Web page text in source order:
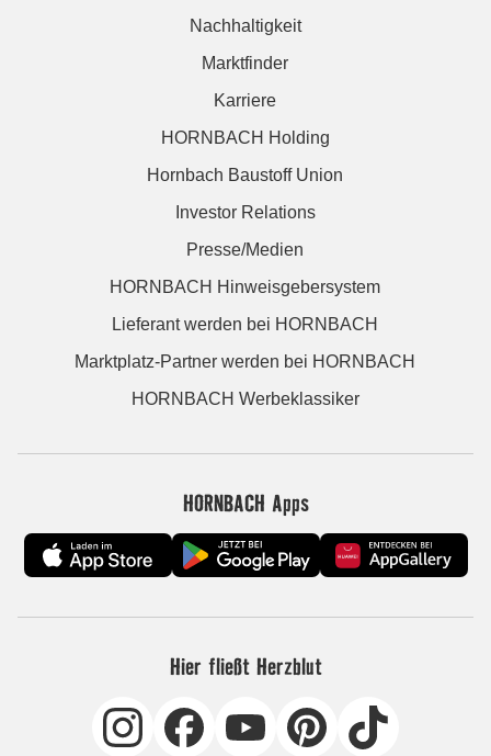
Nachhaltigkeit
Marktfinder
Karriere
HORNBACH Holding
Hornbach Baustoff Union
Investor Relations
Presse/Medien
HORNBACH Hinweisgebersystem
Lieferant werden bei HORNBACH
Marktplatz-Partner werden bei HORNBACH
HORNBACH Werbeklassiker
HORNBACH Apps
Hier fließt Herzblut